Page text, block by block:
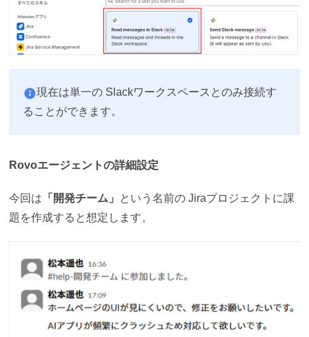
現在は単一の Slackワークスペースとのみ接続す
ることができます。
Rovoエージェントの詳細設定
今回は 「開発チーム」 という名前の Jiraプロジェクトに課
題を作成すると想定します。